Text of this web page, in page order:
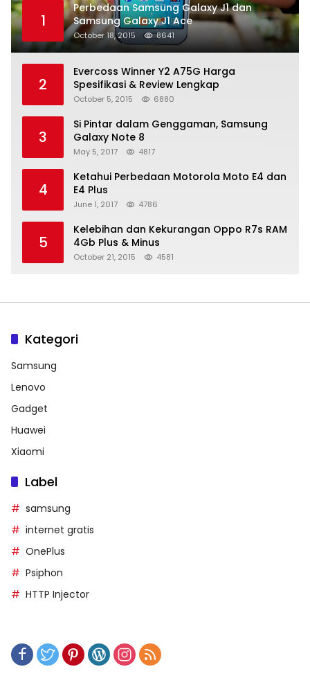
1
Perbedaan Samsung Galaxy J1 dan
Samsung Galaxy J1 Ace
October 18, 2015 8641
2
Evercoss Winner Y2 A75G Harga
Spesifikasi & Review Lengkap
October 5, 2015 6880
3
Si Pintar dalam Genggaman, Samsung
Galaxy Note 8
May 5, 2017 4817
4
Ketahui Perbedaan Motorola Moto E4 dan
E4 Plus
June 1, 2017 4786
5
Kelebihan dan Kekurangan Oppo R7s RAM
4Gb Plus & Minus
October 21, 2015 4581
Kategori
Samsung
Lenovo
Gadget
Huawei
Xiaomi
Label
samsung
internet gratis
OnePlus
Psiphon
HTTP Injector